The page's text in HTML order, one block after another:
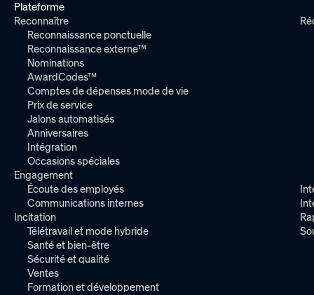
Plateforme
Reconnaître
Reconnaissance ponctuelle
Reconnaissance externe™
Nominations
AwardCodes™
Comptes de dépenses mode de vie
Prix de service
Jalons automatisés
Anniversaires
Intégration
Occasions spéciales
Engagement
Écoute des employés
Communications internes
Incitation
Télétravail et mode hybride
Santé et bien-être
Sécurité et qualité
Ventes
Formation et développement